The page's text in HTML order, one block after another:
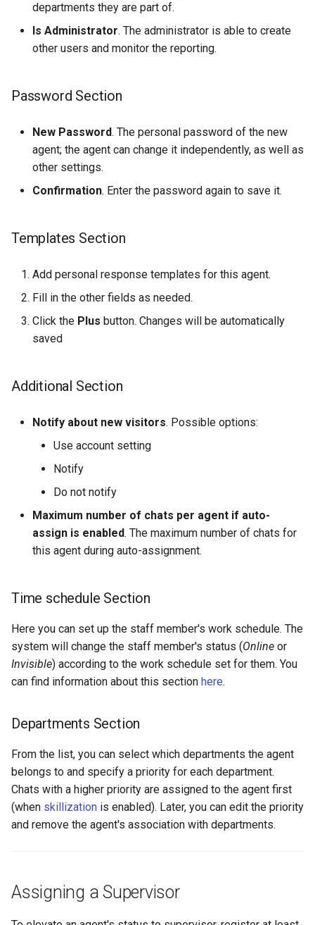
departments they are part of.
Is Administrator. The administrator is able to create
other users and monitor the reporting.
Password Section
New Password. The personal password of the new
agent; the agent can change it independently, as well as
other settings.
Confirmation. Enter the password again to save it.
Templates Section
Add personal response templates for this agent.
Fill in the other fields as needed.
Click the Plus button. Changes will be automatically
saved
Additional Section
Notify about new visitors. Possible options:
Use account setting
Notify
Do not notify
Maximum number of chats per agent if auto-
assign is enabled. The maximum number of chats for
this agent during auto-assignment.
Time schedule Section
Here you can set up the staff member's work schedule. The
system will change the staff member's status (Online or
Invisible) according to the work schedule set for them. You
can find information about this section here.
Departments Section
From the list, you can select which departments the agent
belongs to and specify a priority for each department.
Chats with a higher priority are assigned to the agent first
(when skillization is enabled). Later, you can edit the priority
and remove the agent's association with departments.
Assigning a Supervisor